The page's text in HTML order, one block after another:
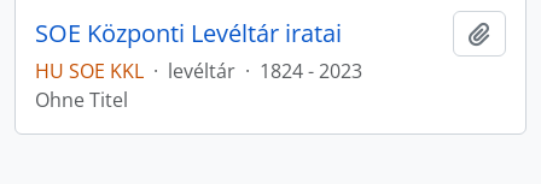
SOE Központi Levéltár iratai
HU SOE KKL · levéltár · 1824 - 2023
Ohne Titel